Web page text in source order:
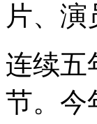
片、
连续五
节。今